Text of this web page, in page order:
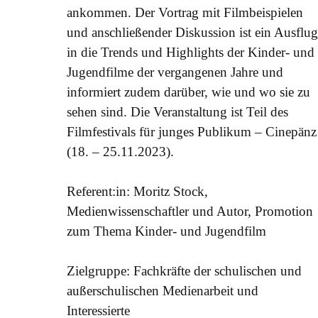
ankommen. Der Vortrag mit Filmbeispielen
und anschließender Diskussion ist ein Ausflug
in die Trends und Highlights der Kinder- und
Jugendfilme der vergangenen Jahre und
informiert zudem darüber, wie und wo sie zu
sehen sind. Die Veranstaltung ist Teil des
Filmfestivals für junges Publikum – Cinepänz
(18. – 25.11.2023).
Referent:in: Moritz Stock,
Medienwissenschaftler und Autor, Promotion
zum Thema Kinder- und Jugendfilm
Zielgruppe: Fachkräfte der schulischen und
außerschulischen Medienarbeit und
Interessierte